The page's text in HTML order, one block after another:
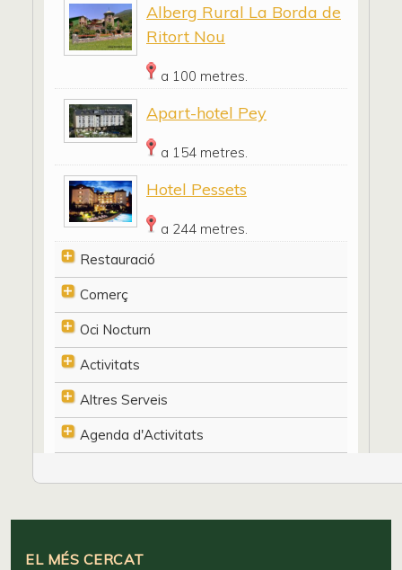
Alberg Rural La Borda de
Ritort Nou
a 100 metres.
Apart-hotel Pey
a 154 metres.
Hotel Pessets
a 244 metres.
Restauració
Comerç
Oci Nocturn
Activitats
Altres Serveis
Agenda d'Activitats
EL MÉS CERCAT